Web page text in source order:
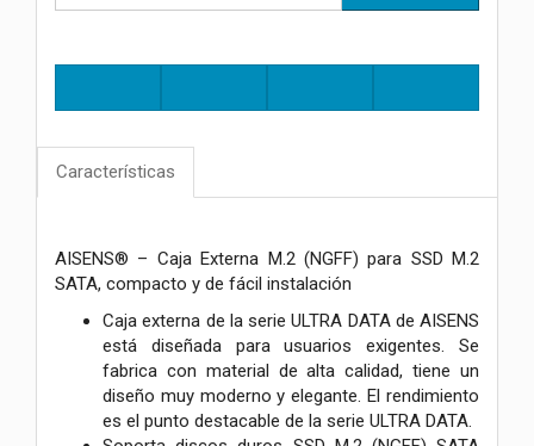
Características
AISENS® – Caja Externa M.2 (NGFF) para SSD M.2
SATA, compacto y de fácil instalación
Caja externa de la serie ULTRA DATA de AISENS
está diseñada para usuarios exigentes. Se
fabrica con material de alta calidad, tiene un
diseño muy moderno y elegante. El rendimiento
es el punto destacable de la serie ULTRA DATA.